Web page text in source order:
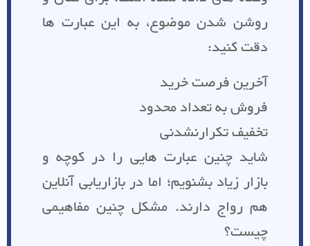
روشن شدن موضوع، به این عبارت ها
دقت کنید:
آخرین فرصت خرید
فروش به تعداد محدود
تخفیف تکرارنشدنی
شاید چنین عبارت هایی را در کوچه و
بازار زیاد بشنویم؛ اما در بازاریابی آنلاین
هم رواج دارند. مشکل چنین مفاهیمی
چیست؟